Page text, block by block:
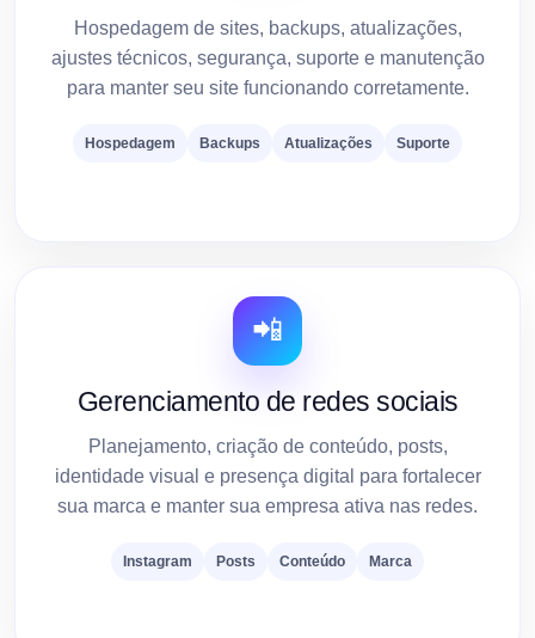
Hospedagem de sites, backups, atualizações,
ajustes técnicos, segurança, suporte e manutenção
para manter seu site funcionando corretamente.
Hospedagem Backups Atualizações Suporte
📲
Gerenciamento de redes sociais
Planejamento, criação de conteúdo, posts,
identidade visual e presença digital para fortalecer
sua marca e manter sua empresa ativa nas redes.
Instagram Posts Conteúdo Marca